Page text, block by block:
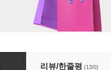
리뷰/한줄평 (13/0)